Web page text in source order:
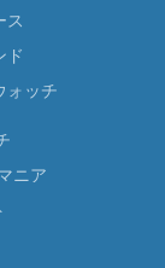
ス
ド
ォッチ
ニア